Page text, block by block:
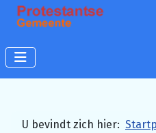
U bevindt zich hier: